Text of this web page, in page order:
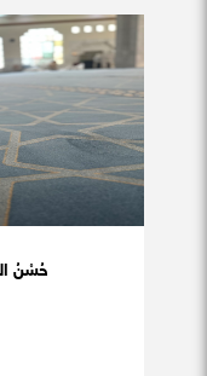
حُسْنُ